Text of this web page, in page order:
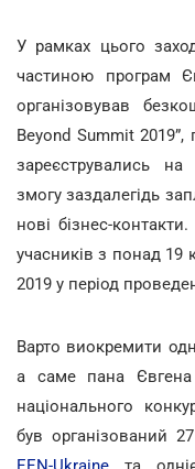
У рамках цього
частиною програм
організовував
Beyond Summit 2019”,
зареєструвались на
змогу заздалегідь
нові бізнес-
учасників з понад 19
2019 у період
Варто виокремити
а саме пана Євгена
національного
був організований